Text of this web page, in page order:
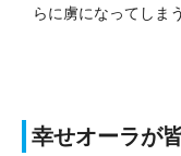
らに虜になってしま
幸せオーラが